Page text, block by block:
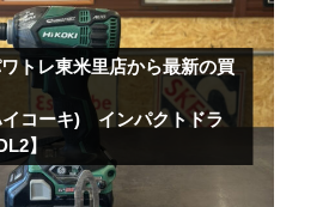
トレ東米里店から最新の買
コーキ) インパクトドラ
】